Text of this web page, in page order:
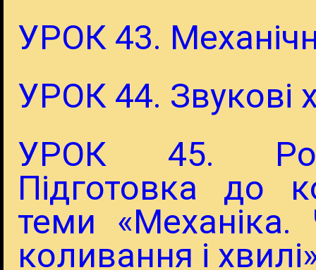
УРОК 43.
УРОК 44. Звукові
УРОК 45.
Підготовка до
теми «Механіка.
коливання і